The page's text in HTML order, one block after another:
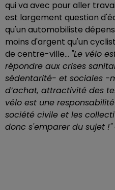
qui va avec pour aller
est largement question
qu'un automobiliste
moins d'argent qu'un
de centre-ville... "Le vélo
répondre aux crises
sédentarité- et sociales -
d’achat, attractivité des
vélo est une
société civile et les
donc s'emparer du sujet !"